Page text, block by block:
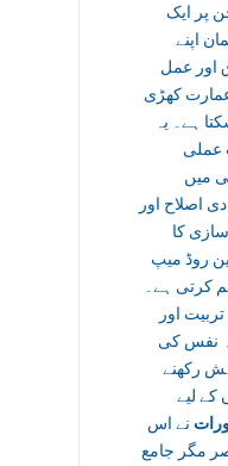
پر ایک
اپنے
اور عمل
کھڑی
ہے۔ یہ
عملی
میں
اصلاح اور
کا
روڈ میپ
کرتی ہے۔
اور
نفس کی
رکھنے
کے لیے
نے اس
مگر جامع